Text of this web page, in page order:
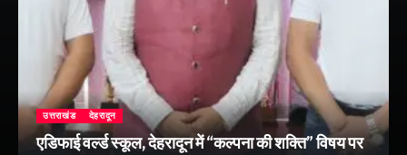
उत्तराखंड देहरादून
एडिफाई वर्ल्ड स्कूल, देहरादून में “कल्पना की शक्ति” विषय पर